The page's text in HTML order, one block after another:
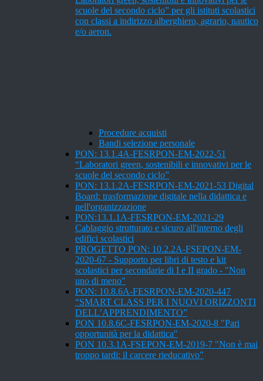
scuole del secondo ciclo” per gli istituti scolastici
con classi a indirizzo alberghiero, agrario, nautico
e/o aeron.
Procedure acquisti
Bandi selezione personale
PON: 13.1.4A-FESRPON-EM-2022-51
“Laboratori green, sostenibili e innovativi per le
scuole del secondo ciclo”
PON: 13.1.2A-FESRPON-EM-2021-53 Digital
Board: trasformazione digitale nella didattica e
nell'organizzazione
PON:13.1.1A-FESRPON-EM-2021-29
Cablaggio strutturato e sicuro all'interno degli
edifici scolastici
PROGETTO PON: 10.2.2A-FSEPON-EM-
2020-67 - Supporto per libri di testo e kit
scolastici per secondarie di I e II grado - "Non
uno di meno"
PON: 10.8.6A-FESRPON-EM-2020-447
“SMART CLASS PER I NUOVI ORIZZONTI
DELL’APPRENDIMENTO”
PON 10.8.6C-FESRPON-EM-2020-8 "Pari
opportunità per la didattica"
PON 10.3.1A-FSEPON-EM-2019-7 "Non è mai
troppo tardi: il carcere rieducativo"